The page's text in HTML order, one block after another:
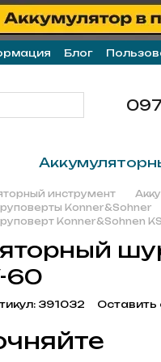
Блог
инструмент
Konner&Sohner
Konner&Sohnen
60
391032 Оставить